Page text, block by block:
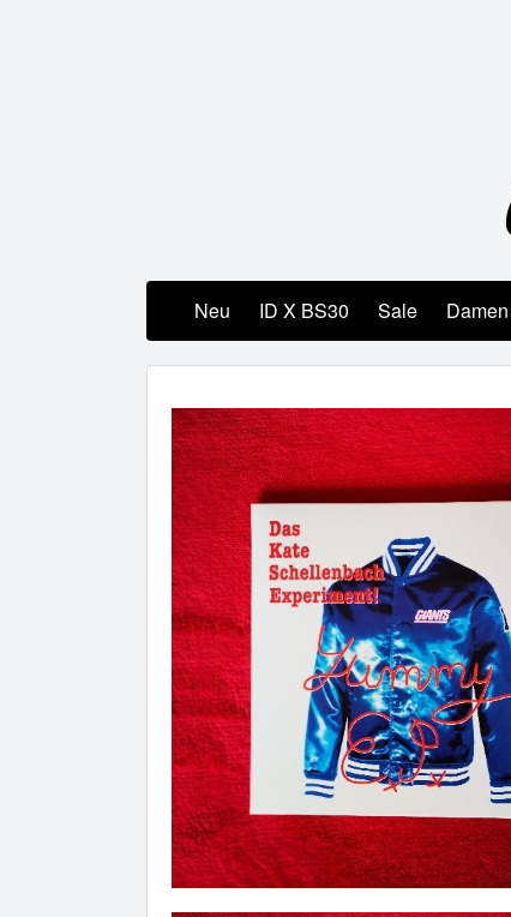
Neu ID X BS30 Sale Damen